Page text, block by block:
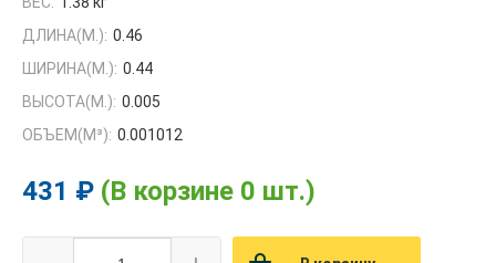
ДЛИНА(М.): 0.46
ШИРИНА(М.): 0.44
ВЫСОТА(М.): 0.005
ОБЪЕМ(M³): 0.001012
431 ₽ (В корзине 0 шт.)